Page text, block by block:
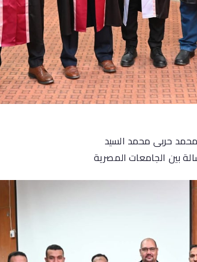
محمد حربى محمد السيد
بين الجامعات المصرية